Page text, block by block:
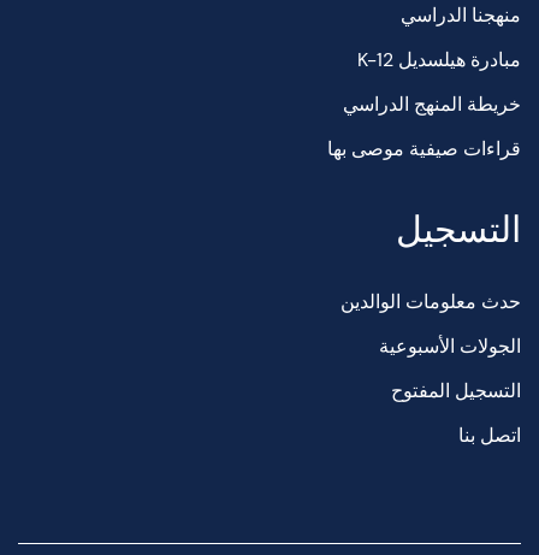
منهجنا الدراسي
مبادرة هيلسديل K-12
خريطة المنهج الدراسي
قراءات صيفية موصى بها
التسجيل
حدث معلومات الوالدين
الجولات الأسبوعية
التسجيل المفتوح
اتصل بنا